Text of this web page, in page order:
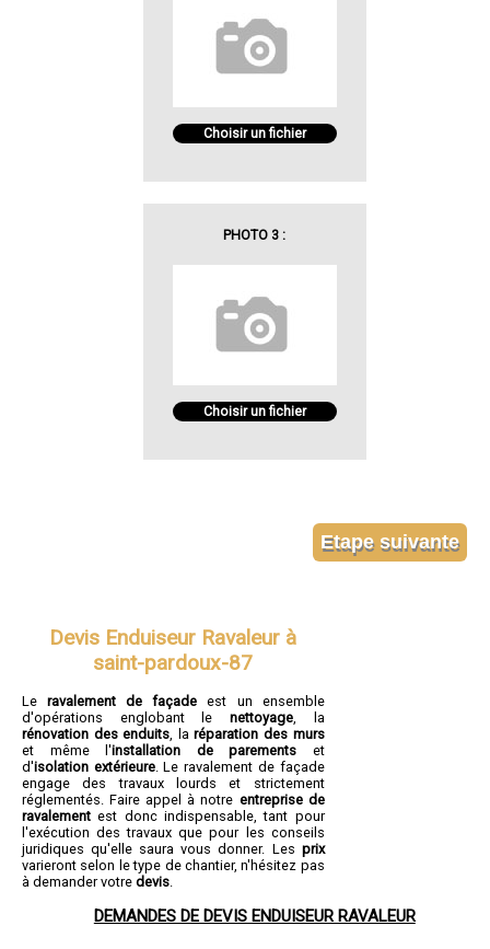
Choisir un fichier
PHOTO 3 :
Choisir un fichier
Devis Enduiseur Ravaleur à
saint-pardoux-87
Leravalement de façade est un ensemble
d'opérations englobant le nettoyage, la
rénovation des enduits , laréparation des murs
et même l'installation de parements et
d'isolation extérieure. Le ravalement de façade
engage des travaux lourds et strictement
réglementés. Faire appel à notre entreprise de
ravalement est donc indispensable, tant pour
l'exécution des travaux que pour les conseils
juridiques qu'elle saura vous donner. Les prix
varieront selon le type de chantier, n'hésitez pas
à demander votre devis
DEMANDES DE DEVIS ENDUISEUR RAVALEUR